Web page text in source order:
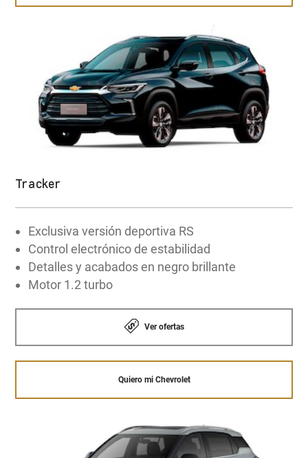
POTENCIA
250 NM
TORQUE
¡Quiero comprar!
Tracker
Exclusiva versión deportiva RS
Control electrónico de estabilidad
Detalles y acabados en negro brillante
Motor 1.2 turbo
Ver ofertas
Quiero mi Chevrolet